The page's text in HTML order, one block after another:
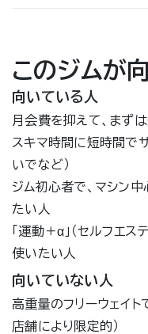
このジムが
向いている人
月会費を抑えて、まず
スキマ時間に短時間で
いでなど）
ジム初心者で、マシン
たい人
「運動＋α」（セルフエ
使いたい人
向いていない人
高重量のフリーウェイ
店舗により限定的）